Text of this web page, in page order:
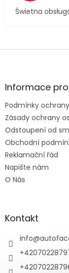
Świetna
Z
aInformace
Podmínky
Zásady ochrany
Odstoupení od
Obchodní
Reklamační řád
Napište nám
O Nás
Kontakt
info@